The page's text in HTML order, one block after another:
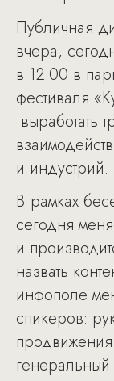
Публичная
вчера,
в 12:00 в
фестиваля
выработать
и индустрий.
В рамках
сегодня
и
назвать
инфополе
спикеров: